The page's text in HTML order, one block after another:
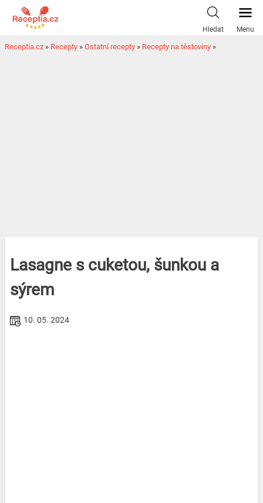
Hledat Menu
Receptia.cz » Recepty » Ostatní recepty » Recepty na těstoviny »
Lasagne s cuketou, šunkou a
sýrem
10. 05. 2024